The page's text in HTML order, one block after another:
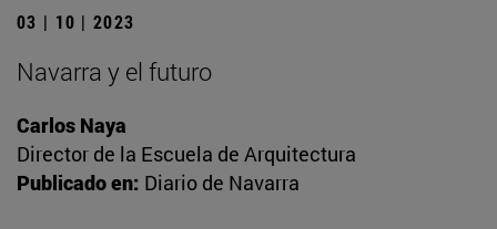
03 | 10 | 2023
Navarra y el futuro
Carlos Naya
Director de la Escuela de Arquitectura
Publicado en: Diario de Navarra